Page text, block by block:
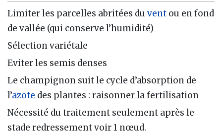
Limiter les parcelles abritées du vent ou en fond
de vallée (qui conserve l’humidité)
Sélection variétale
Eviter les semis denses
Le champignon suit le cycle d’absorption de
l’azote des plantes : raisonner la fertilisation
Nécessité du traitement seulement après le
stade redressement voir 1 nœud.